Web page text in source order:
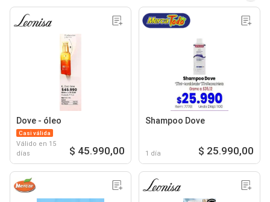
Dove - óleo
Casi válida
Válido en 15
días
$ 45.990,00
Shampoo Dove
1 día $ 25.990,00